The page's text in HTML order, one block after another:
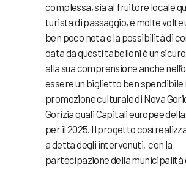
complessa, sia al fruitore locale
turista di passaggio, è molte volte
ben poco nota e la possibilità di
data da questi tabelloni è un
alla sua comprensione anche
essere un biglietto ben spendibile
promozione culturale di Nova
Gorizia quali Capitali europee
per il 2025. Il progetto così
a detta degli intervenuti, con la
partecipazione della municipalità